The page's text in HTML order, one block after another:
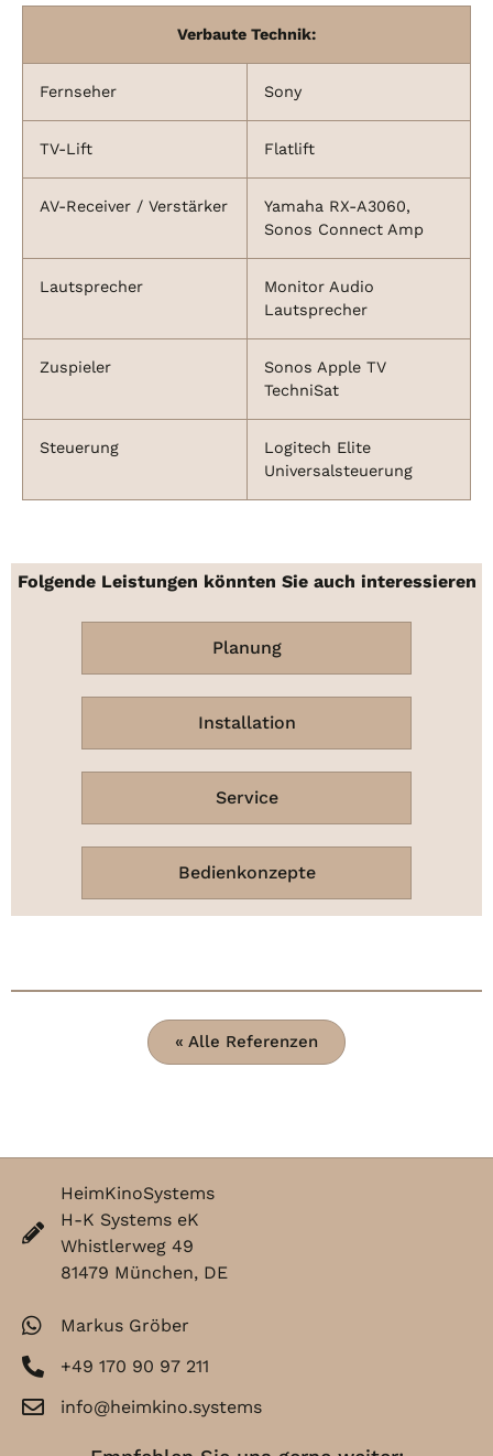
Verbaute Technik:
Fernseher Sony
TV-Lift Flatlift
AV-Receiver / Verstärker
Yamaha RX-A3060,
Sonos Connect Amp
Lautsprecher
Monitor Audio
Lautsprecher
Zuspieler
Sonos Apple TV
TechniSat
Steuerung
Logitech Elite
Universalsteuerung
Folgende Leistungen könnten Sie auch interessieren
Planung
Installation
Service
Bedienkonzepte
« Alle Referenzen
HeimKinoSystems
H-K Systems eK
Whistlerweg 49
81479 München, DE
Markus Gröber
+49 170 90 97 211
info@heimkino.systems